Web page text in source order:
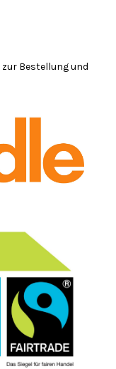
zur Bestellung und